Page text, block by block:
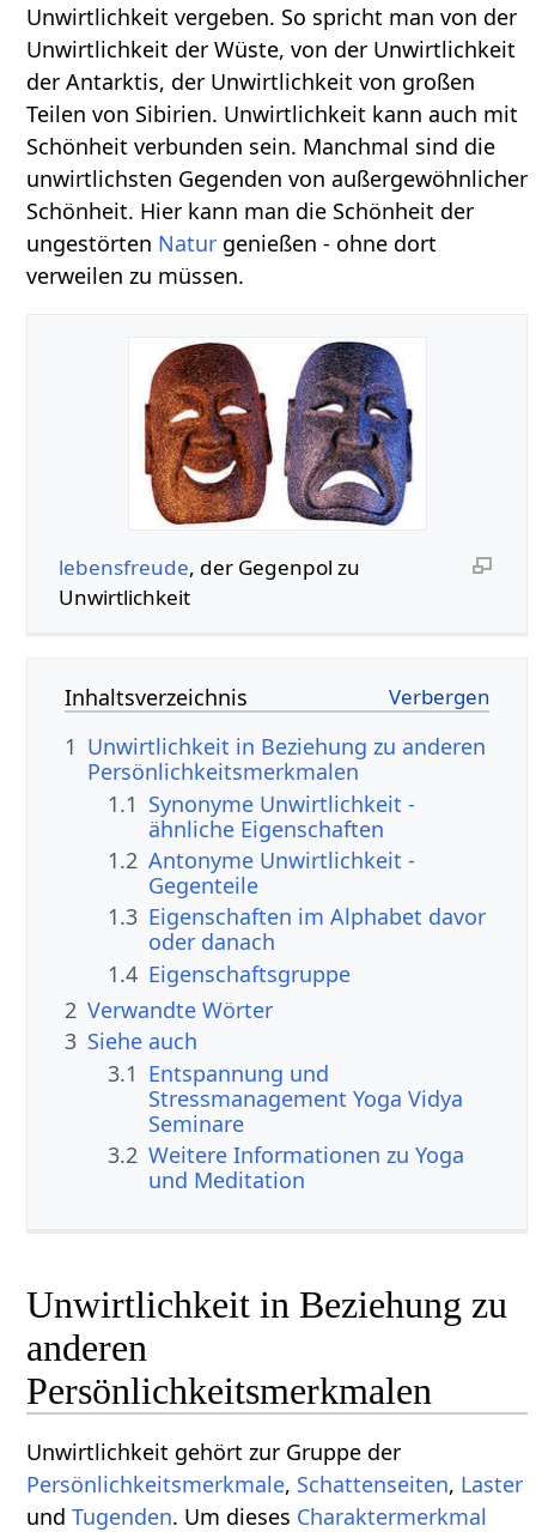
Unwirtlichkeit vergeben. So spricht man von der
Unwirtlichkeit der Wüste, von der Unwirtlichkeit
der Antarktis, der Unwirtlichkeit von großen
Teilen von Sibirien. Unwirtlichkeit kann auch mit
Schönheit verbunden sein. Manchmal sind die
unwirtlichsten Gegenden von außergewöhnlicher
Schönheit. Hier kann man die Schönheit der
ungestörten Natur genießen - ohne dort
verweilen zu müssen.
lebensfreude, der Gegenpol zu
Unwirtlichkeit
Inhaltsverzeichnis
1 Unwirtlichkeit in Beziehung zu anderen
Persönlichkeitsmerkmalen
1.1 Synonyme Unwirtlichkeit -
ähnliche Eigenschaften
1.2 Antonyme Unwirtlichkeit -
Gegenteile
1.3 Eigenschaften im Alphabet davor
oder danach
1.4 Eigenschaftsgruppe
2 Verwandte Wörter
3 Siehe auch
3.1 Entspannung und
Stressmanagement Yoga Vidya
Seminare
3.2 Weitere Informationen zu Yoga
und Meditation
Unwirtlichkeit in Beziehung zu
anderen
Persönlichkeitsmerkmalen
Unwirtlichkeit gehört zur Gruppe der
Persönlichkeitsmerkmale, Schattenseiten, Laster
undTugenden. Um dieses Charaktermerkmal